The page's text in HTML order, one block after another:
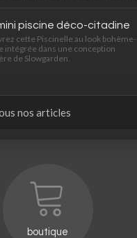
piscine déco-citadine
cette Piscinelle au look bohème-
intégrée dans une conception
de Slowgarden.
nos articles
boutique